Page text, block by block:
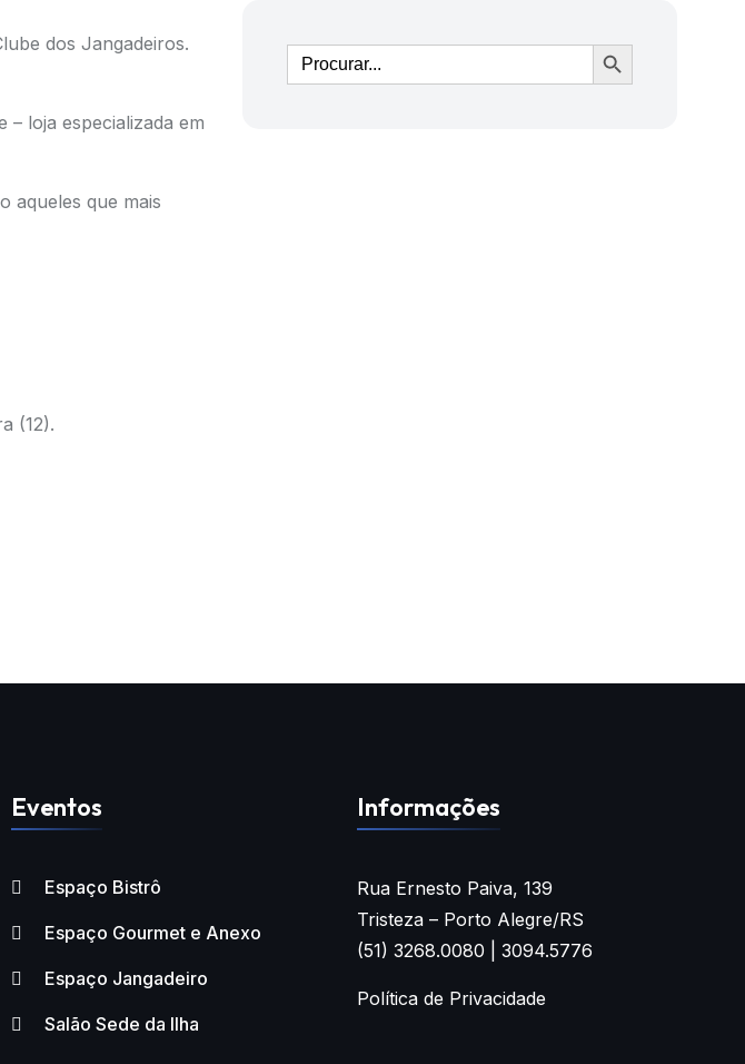
dos Jangadeiros.
loja especializada em
aqueles que mais
(12).
Ir
Eventos
Espaço Bistrô
Espaço Gourmet e Anexo
Espaço Jangadeiro
Salão Sede da Ilha
Informações
Rua Ernesto Paiva, 139
Tristeza – Porto Alegre/RS
(51) 3268.0080 | 3094.5776
Política de Privacidade